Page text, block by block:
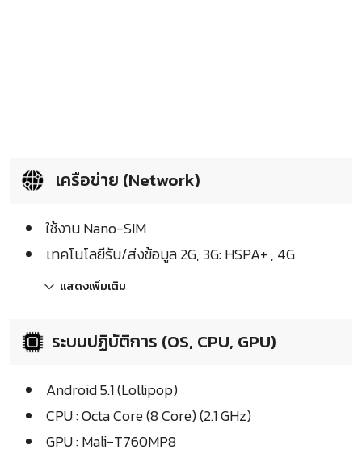
เครือข่าย (Network)
ใช้งาน Nano-SIM
เทคโนโลยีรับ/ส่งข้อมูล 2G, 3G: HSPA+ , 4G
แสดงเพิ่มเติม
ระบบปฏิบัติการ (OS, CPU, GPU)
Android 5.1 (Lollipop)
CPU : Octa Core (8 Core) (2.1 GHz)
GPU : Mali-T760MP8